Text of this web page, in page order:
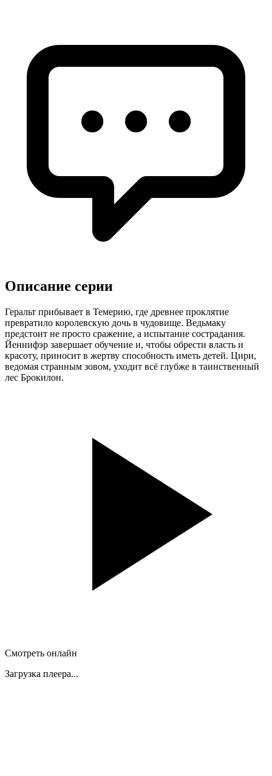
Описание серии
Геральт прибывает в Темерию, где древнее проклятие
превратило королевскую дочь в чудовище. Ведьмаку
предстоит не просто сражение, а испытание сострадания.
Йеннифэр завершает обучение и, чтобы обрести власть и
красоту, приносит в жертву способность иметь детей. Цири,
ведомая странным зовом, уходит всё глубже в таинственный
лес Брокилон.
Смотреть онлайн
Загрузка плеера...